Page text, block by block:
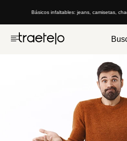
Básicos infaltables: jeans, camisetas,